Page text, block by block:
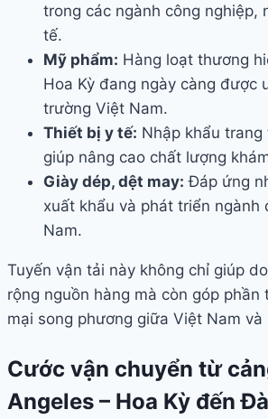
trong các ngành công nghiệp,
tế.
Mỹ phẩm: Hàng loạt thương
Hoa Kỳ đang ngày càng được
trường Việt Nam.
Thiết bị y tế: Nhập khẩu
giúp nâng cao chất lượng
Giày dép, dệt may: Đáp ứng
xuất khẩu và phát triển ngành
Nam.
Tuyến vận tải này không chỉ giúp
rộng nguồn hàng mà còn góp phần
mại song phương giữa Việt Nam và
Cước vận chuyển từ
Angeles – Hoa Kỳ đến